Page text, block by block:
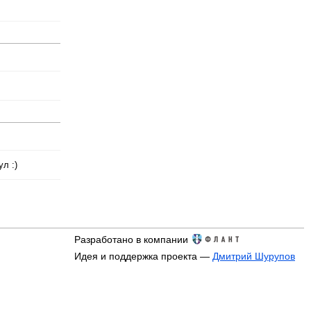
:)
Разработано в компании
Идея и поддержка проекта — Дмитрий Шурупов